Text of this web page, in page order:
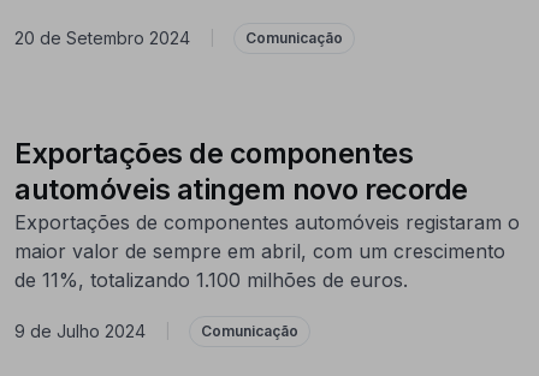
20 de Setembro 2024 Comunicação
Exportações de componentes
automóveis atingem novo recorde
Exportações de componentes automóveis registaram o
maior valor de sempre em abril, com um crescimento
de 11%, totalizando 1.100 milhões de euros.
9 de Julho 2024 Comunicação